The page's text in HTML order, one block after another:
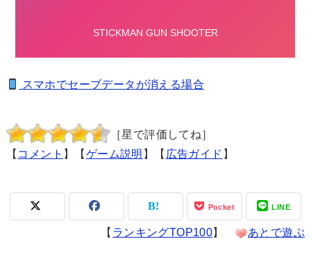
スマホでセーブデータが消える場合
［星で評価してね］
【 コメント 】【 ゲーム説明 】【 広告ガイド 】
Pocket LINE
【 ランキングTOP100】 あとで遊ぶ